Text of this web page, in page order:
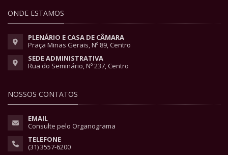
ONDE ESTAMOS
PLENÁRIO E CASA DE CÂMARA
Praça Minas Gerais, Nº 89, Centro
SEDE ADMINISTRATIVA
Rua do Seminário, Nº 237, Centro
NOSSOS CONTATOS
EMAIL
Consulte pelo Organograma
TELEFONE
(31) 3557-6200